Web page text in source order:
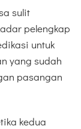
sulit
pelengkap
untuk
yang sudah
pasangan
kedua